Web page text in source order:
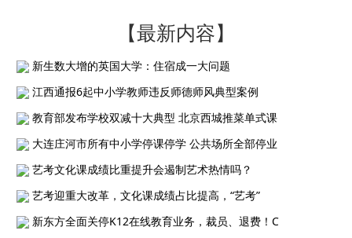
【最新内容】
新生数大增的英国大学：住宿成一大问题
江西通报6起中小学教师违反师德师风典型案例
教育部发布学校双减十大典型 北京西城推菜单式课
大连庄河市所有中小学停课停学 公共场所全部停业
艺考文化课成绩比重提升会遏制艺术热情吗？
艺考迎重大改革，文化课成绩占比提高，“艺考”
新东方全面关停K12在线教育业务，裁员、退费！C